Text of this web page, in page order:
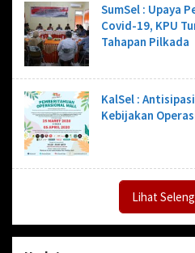
SumSel : Upaya
Covid-19, KPU
Tahapan Pilkada
KalSel :
Kebijakan
Lihat